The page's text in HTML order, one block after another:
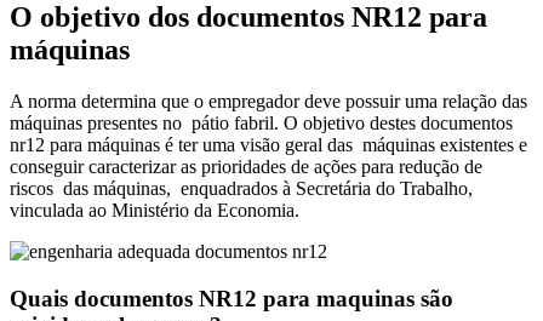
O objetivo dos documentos NR12 para
máquinas
A norma determina que o empregador deve possuir uma relação das
máquinas presentes no pátio fabril. O objetivo destes documentos
nr12 para máquinas é ter uma visão geral das máquinas existentes e
conseguir caracterizar as prioridades de ações para redução de
riscos das máquinas, enquadrados à Secretária do Trabalho,
vinculada ao Ministério da Economia.
Quais documentos NR12 para maquinas são